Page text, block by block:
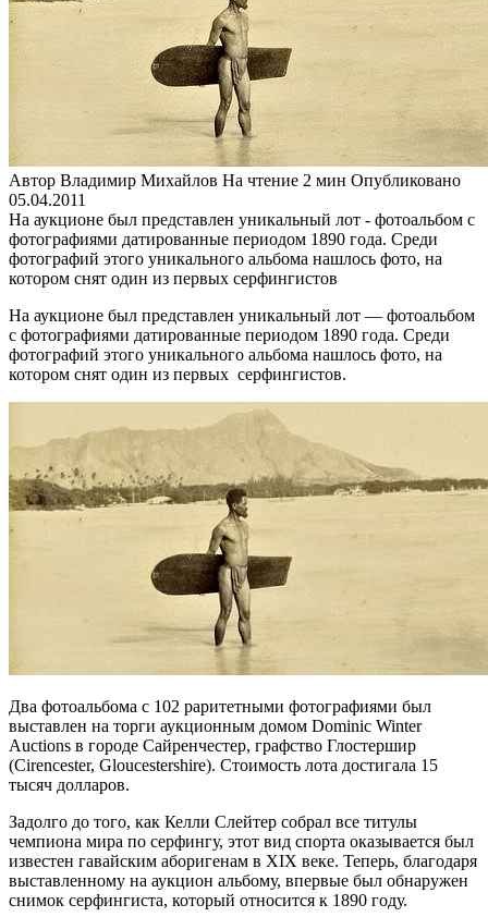
Автор Владимир Михайлов На чтение 2 мин Опубликовано
05.04.2011
На аукционе был представлен уникальный лот - фотоальбом с
фотографиями датированные периодом 1890 года. Среди
фотографий этого уникального альбома нашлось фото, на
котором снят один из первых серфингистов
На аукционе был представлен уникальный лот — фотоальбом
с фотографиями датированные периодом 1890 года. Среди
фотографий этого уникального альбома нашлось фото, на
котором снят один из первых серфингистов.
Два фотоальбома с 102 раритетными фотографиями был
выставлен на торги аукционным домом Dominic Winter
Auctions в городе Сайренчестер, графство Глостершир
(Cirencester, Gloucestershire). Стоимость лота достигала 15
тысяч долларов.
Задолго до того, как Келли Слейтер собрал все титулы
чемпиона мира по серфингу, этот вид спорта оказывается был
известен гавайским аборигенам в XIX веке. Теперь, благодаря
выставленному на аукцион альбому, впервые был обнаружен
снимок серфингиста, который относится к 1890 году.